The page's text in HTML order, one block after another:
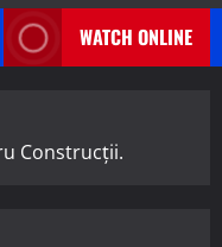
WATCH ONLINE
Construcții.